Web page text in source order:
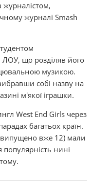
журналістом,
журналі Smash
ЛОУ, що розділяв його
музикою.
собі назву на
м'якої іграшки.
West End Gіrls через
багатьох країн.
випущено вже 12) мали
популярність нині